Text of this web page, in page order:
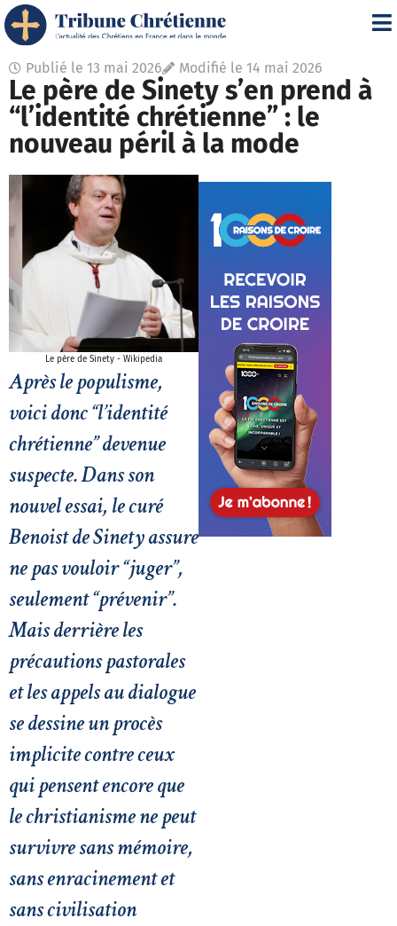
Publié le 13 mai 2026 Modifié le 14 mai 2026
Le père de Sinety s’en prend à
“l’identité chrétienne” : le
nouveau péril à la mode
Le père de Sinety - Wikipedia
Après le populisme,
voici donc “l’identité
chrétienne” devenue
suspecte. Dans son
nouvel essai, le curé
Benoist de Sinety assure
ne pas vouloir “juger”,
seulement “prévenir”.
Mais derrière les
précautions pastorales
et les appels au dialogue
se dessine un procès
implicite contre ceux
qui pensent encore que
le christianisme ne peut
survivre sans mémoire,
sans enracinement et
sans civilisation